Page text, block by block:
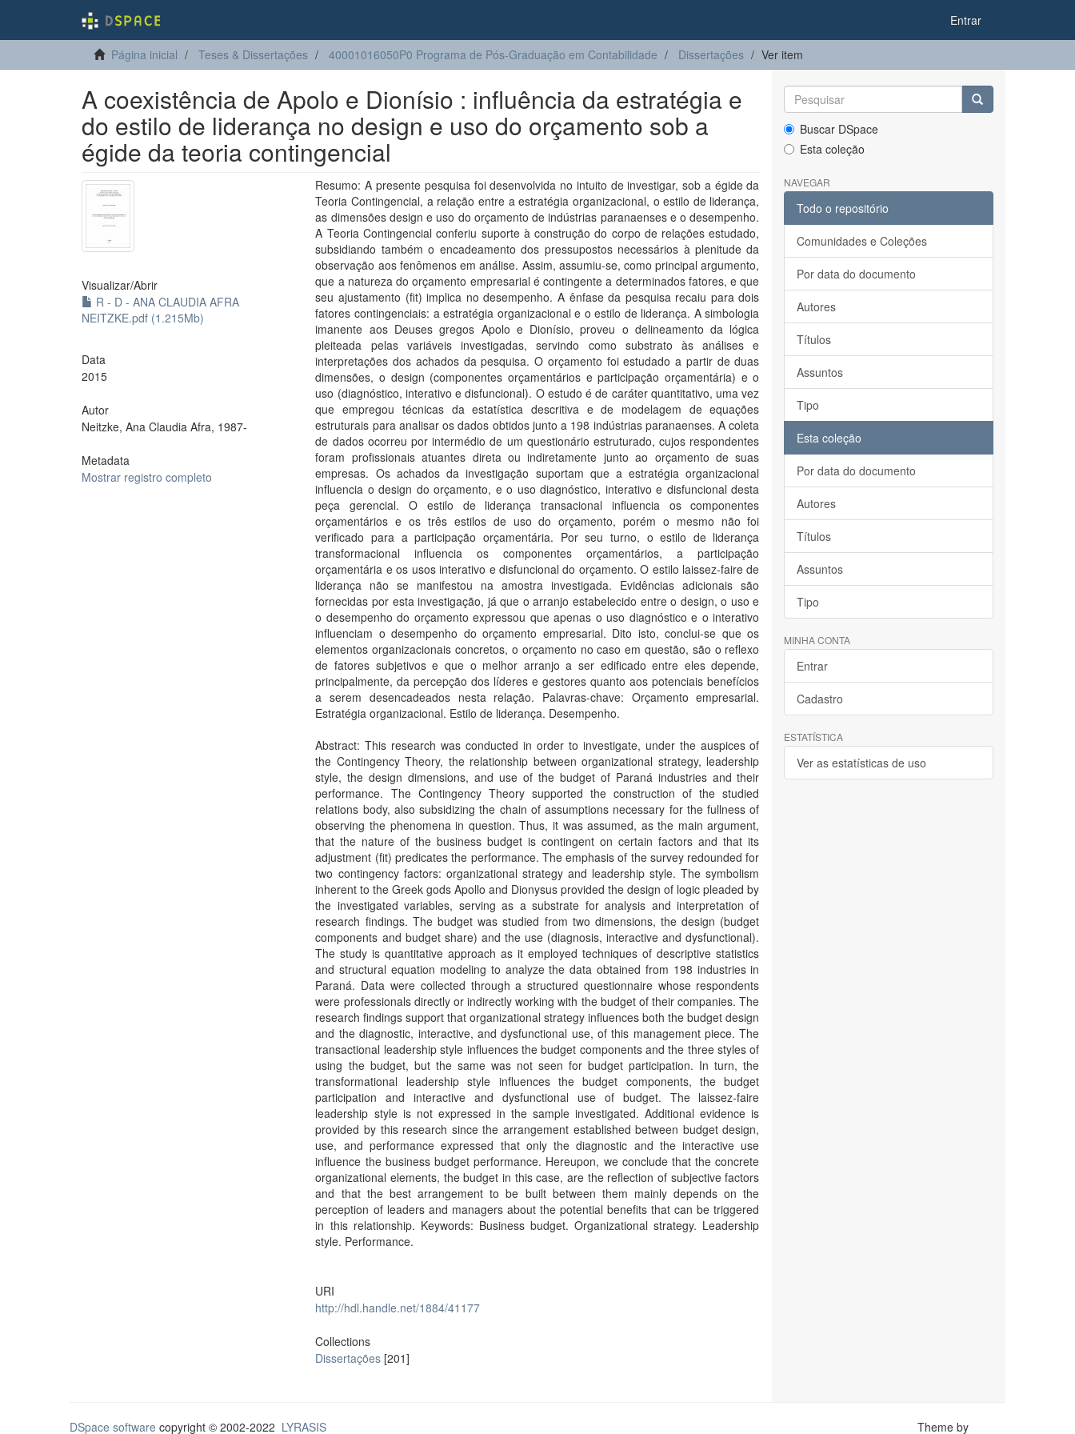
Entrar
Página inicial Teses & Dissertações 40001016050P0 Programa de Pós-Graduação em Contabilidade Dissertações Ver item
A coexistência de Apolo e Dionísio : influência da estratégia e
do estilo de liderança no design e uso do orçamento sob a
égide da teoria contingencial
Visualizar/Abrir
R - D - ANA CLAUDIA AFRA
NEITZKE.pdf (1.215Mb)
Data
2015
Autor
Neitzke, Ana Claudia Afra, 1987-
Metadata
Mostrar registro completo
Resumo: A presente pesquisa foi desenvolvida no intuito de investigar, sob a égide da
Teoria Contingencial, a relação entre a estratégia organizacional, o estilo de liderança,
as dimensões design e uso do orçamento de indústrias paranaenses e o desempenho.
A Teoria Contingencial conferiu suporte à construção do corpo de relações estudado,
subsidiando também o encadeamento dos pressupostos necessários à plenitude da
observação aos fenômenos em análise. Assim, assumiu-se, como principal argumento,
que a natureza do orçamento empresarial é contingente a determinados fatores, e que
seu ajustamento (fit) implica no desempenho. A ênfase da pesquisa recaiu para dois
fatores contingenciais: a estratégia organizacional e o estilo de liderança. A simbologia
imanente aos Deuses gregos Apolo e Dionísio, proveu o delineamento da lógica
pleiteada pelas variáveis investigadas, servindo como substrato às análises e
interpretações dos achados da pesquisa. O orçamento foi estudado a partir de duas
dimensões, o design (componentes orçamentários e participação orçamentária) e o
uso (diagnóstico, interativo e disfuncional). O estudo é de caráter quantitativo, uma vez
que empregou técnicas da estatística descritiva e de modelagem de equações
estruturais para analisar os dados obtidos junto a 198 indústrias paranaenses. A coleta
de dados ocorreu por intermédio de um questionário estruturado, cujos respondentes
foram profissionais atuantes direta ou indiretamente junto ao orçamento de suas
empresas. Os achados da investigação suportam que a estratégia organizacional
influencia o design do orçamento, e o uso diagnóstico, interativo e disfuncional desta
peça gerencial. O estilo de liderança transacional influencia os componentes
orçamentários e os três estilos de uso do orçamento, porém o mesmo não foi
verificado para a participação orçamentária. Por seu turno, o estilo de liderança
transformacional influencia os componentes orçamentários, a participação
orçamentária e os usos interativo e disfuncional do orçamento. O estilo laissez-faire de
liderança não se manifestou na amostra investigada. Evidências adicionais são
fornecidas por esta investigação, já que o arranjo estabelecido entre o design, o uso e
o desempenho do orçamento expressou que apenas o uso diagnóstico e o interativo
influenciam o desempenho do orçamento empresarial. Dito isto, conclui-se que os
elementos organizacionais concretos, o orçamento no caso em questão, são o reflexo
de fatores subjetivos e que o melhor arranjo a ser edificado entre eles depende,
principalmente, da percepção dos líderes e gestores quanto aos potenciais benefícios
a serem desencadeados nesta relação. Palavras-chave: Orçamento empresarial.
Estratégia organizacional. Estilo de liderança. Desempenho.
Abstract: This research was conducted in order to investigate, under the auspices of
the Contingency Theory, the relationship between organizational strategy, leadership
style, the design dimensions, and use of the budget of Paraná industries and their
performance. The Contingency Theory supported the construction of the studied
relations body, also subsidizing the chain of assumptions necessary for the fullness of
observing the phenomena in question. Thus, it was assumed, as the main argument,
that the nature of the business budget is contingent on certain factors and that its
adjustment (fit) predicates the performance. The emphasis of the survey redounded for
two contingency factors: organizational strategy and leadership style. The symbolism
inherent to the Greek gods Apollo and Dionysus provided the design of logic pleaded by
the investigated variables, serving as a substrate for analysis and interpretation of
research findings. The budget was studied from two dimensions, the design (budget
components and budget share) and the use (diagnosis, interactive and dysfunctional).
The study is quantitative approach as it employed techniques of descriptive statistics
and structural equation modeling to analyze the data obtained from 198 industries in
Paraná. Data were collected through a structured questionnaire whose respondents
were professionals directly or indirectly working with the budget of their companies. The
research findings support that organizational strategy influences both the budget design
and the diagnostic, interactive, and dysfunctional use, of this management piece. The
transactional leadership style influences the budget components and the three styles of
using the budget, but the same was not seen for budget participation. In turn, the
transformational leadership style influences the budget components, the budget
participation and interactive and dysfunctional use of budget. The laissez-faire
leadership style is not expressed in the sample investigated. Additional evidence is
provided by this research since the arrangement established between budget design,
use, and performance expressed that only the diagnostic and the interactive use
influence the business budget performance. Hereupon, we conclude that the concrete
organizational elements, the budget in this case, are the reflection of subjective factors
and that the best arrangement to be built between them mainly depends on the
perception of leaders and managers about the potential benefits that can be triggered
in this relationship. Keywords: Business budget. Organizational strategy. Leadership
style. Performance.
URI
http://hdl.handle.net/1884/41177
Collections
Dissertações [201]
Buscar DSpace
Esta coleção
NAVEGAR
Todo o repositório
Comunidades e Coleções
Por data do documento
Autores
Títulos
Assuntos
Tipo
Esta coleção
Por data do documento
Autores
Títulos
Assuntos
Tipo
MINHA CONTA
Entrar
Cadastro
ESTATÍSTICA
Ver as estatísticas de uso
DSpace software copyright © 2002-2022 LYRASIS Theme by